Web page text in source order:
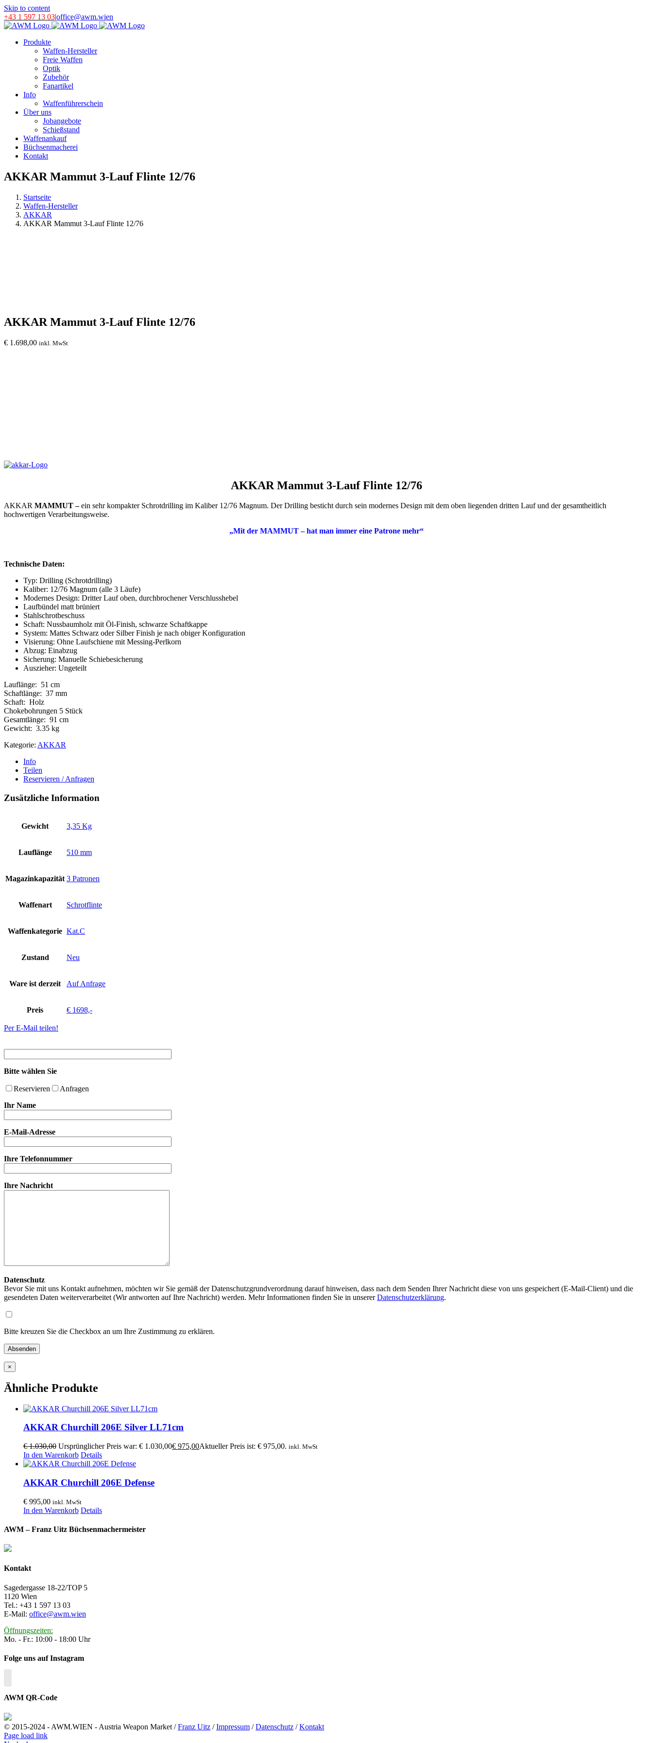
Skip to content
+43 1 597 13 03|office@awm.wien
Produkte
Waffen-Hersteller
Freie Waffen
Optik
Zubehör
Fanartikel
Info
Waffenführerschein
Über uns
Jobangebote
Schießstand
Waffenankauf
Büchsenmacherei
Kontakt
AKKAR Mammut 3-Lauf Flinte 12/76
Startseite
Waffen-Hersteller
AKKAR
AKKAR Mammut 3-Lauf Flinte 12/76
AKKAR Mammut 3-Lauf Flinte 12/76
€ 1.698,00 inkl. MwSt
AKKAR Mammut 3-Lauf Flinte 12/76
AKKAR MAMMUT –ein sehr kompakter Schrotdrilling im Kaliber 12/76 Magnum. Der Drilling besticht durch sein modernes Design mit dem oben liegenden dritten Lauf und der gesamtheitlich
hochwertigen Verarbeitungsweise.
„Mit der MAMMUT – hat man immer eine Patrone mehr“
Technische Daten:
Typ: Drilling (Schrotdrilling)
Kaliber: 12/76 Magnum (alle 3 Läufe)
Modernes Design: Dritter Lauf oben, durchbrochener Verschlusshebel
Laufbündel matt brüniert
Stahlschrotbeschuss
Schaft: Nussbaumholz mit Öl-Finish, schwarze Schaftkappe
System: Mattes Schwarz oder Silber Finish je nach obiger Konfiguration
Visierung: Ohne Laufschiene mit Messing-Perlkorn
Abzug: Einabzug
Sicherung: Manuelle Schiebesicherung
Auszieher: Ungeteilt
Lauflänge: 51 cm
Schaftlänge: 37 mm
Schaft: Holz
Chokebohrungen 5 Stück
Gesamtlänge: 91 cm
Gewicht: 3.35 kg
Kategorie: AKKAR
Info
Teilen
Reservieren / Anfragen
Zusätzliche Information
Gewicht 3,35 Kg
Lauflänge 510 mm
Magazinkapazität 3 Patronen
Waffenart Schrotflinte
Waffenkategorie Kat.C
Zustand Neu
Ware ist derzeit Auf Anfrage
Preis € 1698,-
Per E-Mail teilen!
Bitte wählen Sie
Reservieren
Anfragen
Ihr Name
E-Mail-Adresse
Ihre Telefonnummer
Ihre Nachricht
Datenschutz
Bevor Sie mit uns Kontakt aufnehmen, möchten wir Sie gemäß der Datenschutzgrundverordnung darauf hinweisen, dass nach dem Senden Ihrer Nachricht diese von uns gespeichert (E-Mail-Client) und die
gesendeten Daten weiterverarbeitet (Wir antworten auf Ihre Nachricht) werden. Mehr Informationen finden Sie in unsererDatenschutzerklärung.
Bitte kreuzen Sie die Checkbox an um Ihre Zustimmung zu erklären.
×
Ähnliche Produkte
AKKAR Churchill 206E Silver LL71cm
€1.030,00 Ursprünglicher Preis war: € 1.030,00€ 975,00Aktueller Preis ist: € 975,00. inkl. MwSt
In den Warenkorb Details
AKKAR Churchill 206E Defense
€ 995,00 inkl. MwSt
In den Warenkorb Details
AWM – Franz Uitz Büchsenmachermeister
Kontakt
Sagedergasse 18-22/TOP 5
1120 Wien
Tel.: +43 1 597 13 03
E-Mail: office@awm.wien
Öffnungszeiten:
Mo. - Fr.: 10:00 - 18:00 Uhr
Folge uns auf Instagram
AWM QR-Code
© 2015-2024 - AWM.WIEN - Austria Weapon Market /Franz Uitz /Impressum /Datenschutz /Kontakt
Page load link